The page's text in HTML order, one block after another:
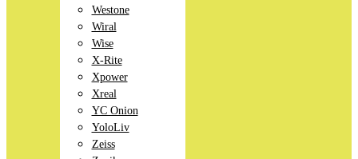
Westone
Wiral
Wise
X-Rite
Xpower
Xreal
YC Onion
YoloLiv
Zeiss